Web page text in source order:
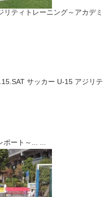
リティトレーニング～アカデミ
サッカー U-15 アジリテ
ポート～... ...